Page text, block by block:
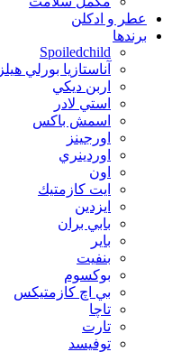
عطر و ادکلن
برندها
Spoiledchild
آناستازيا بورلي هيلز
اربن ديكي
استي لادر
اسمش باكس
اورجينز
اوردينري
اون
ايت كازمتيك
ايزدين
بابي بران
بایر
بنفيت
بوكسوم
بي اچ كازمتيكس
تاچا
تارت
توفيسد